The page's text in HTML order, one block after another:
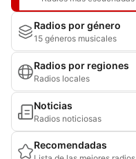
Radios por género
15 géneros musicales
Radios por regiones
Radios locales
Noticias
Radios noticiosas
Recomendadas